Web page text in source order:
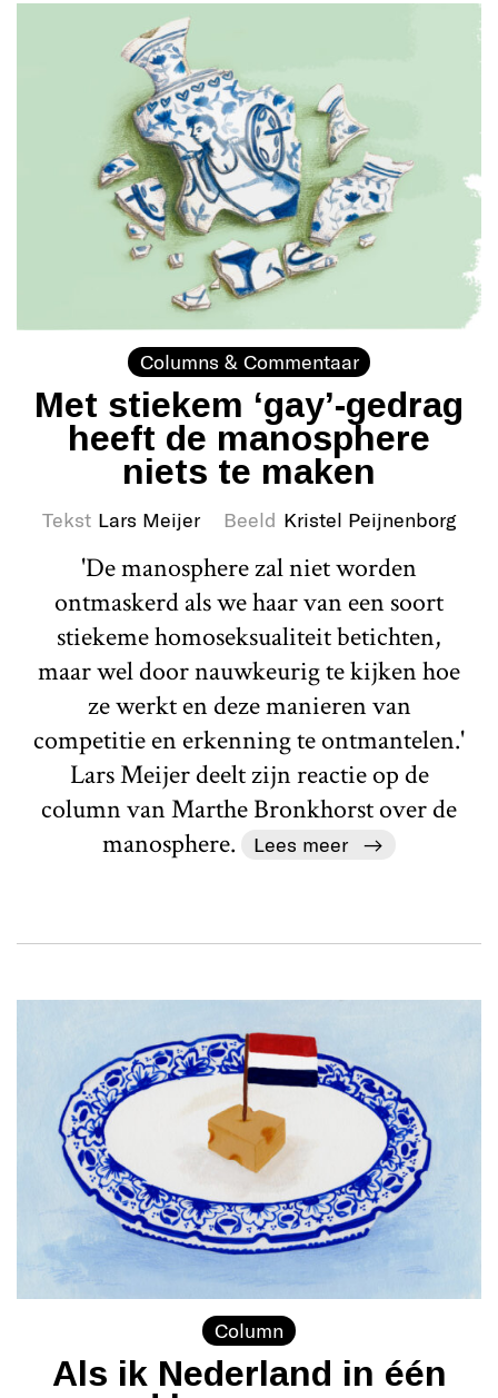
Columns & Commentaar
Met stiekem ‘gay’-gedrag
heeft de manosphere
niets te maken
Tekst Lars Meijer Beeld Kristel Peijnenborg
'De manosphere zal niet worden
ontmaskerd als we haar van een soort
stiekeme homoseksualiteit betichten,
maar wel door nauwkeurig te kijken hoe
ze werkt en deze manieren van
competitie en erkenning te ontmantelen.'
Lars Meijer deelt zijn reactie op de
column van Marthe Bronkhorst over de
manosphere.
Lees meer
Column
Als ik Nederland in één